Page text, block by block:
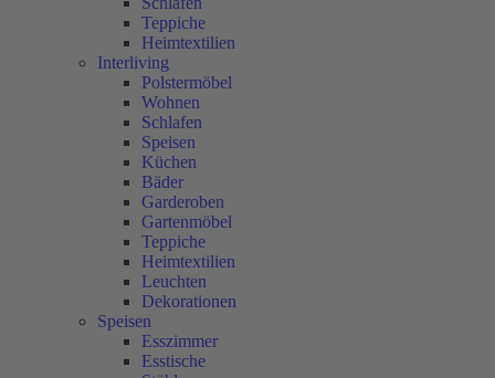
Teppiche
Heimtextilien
Interliving
Polstermöbel
Wohnen
Schlafen
Speisen
Küchen
Bäder
Garderoben
Gartenmöbel
Teppiche
Heimtextilien
Leuchten
Dekorationen
Speisen
Esszimmer
Esstische